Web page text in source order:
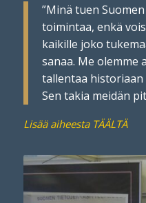
”Minä tuen
toimintaa, enkä
kaikille joko
sanaa. Me olemme
tallentaa historiaan
Sen takia meidän
Lisää aiheesta TÄÄLTÄ